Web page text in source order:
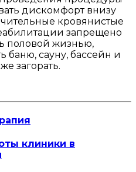
дискомфорт внизу
кровянистые
запрещено
половой жизнью,
баню, сауну, бассейн и
загорать.
клиники в